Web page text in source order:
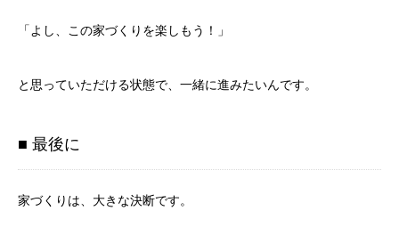
「よし、この家づくりを楽しもう！」
と思っていただける状態で、一緒に進みたいんです。
■ 最後に
家づくりは、大きな決断です。